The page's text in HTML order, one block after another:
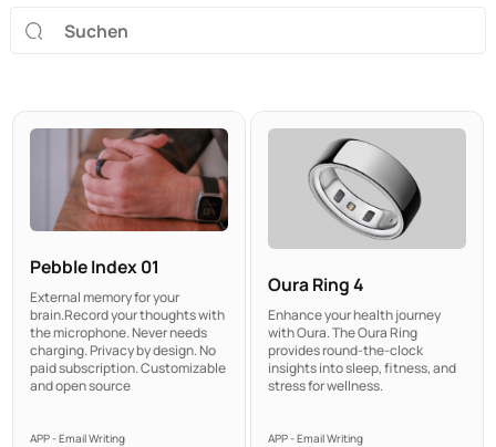
Pebble Index 01
External memory for your
brain.Record your thoughts with
the microphone. Never needs
charging. Privacy by design. No
paid subscription. Customizable
and open source
APP - Email Writing
Oura Ring 4
Enhance your health journey
with Oura. The Oura Ring
provides round-the-clock
insights into sleep, fitness, and
stress for wellness.
APP - Email Writing